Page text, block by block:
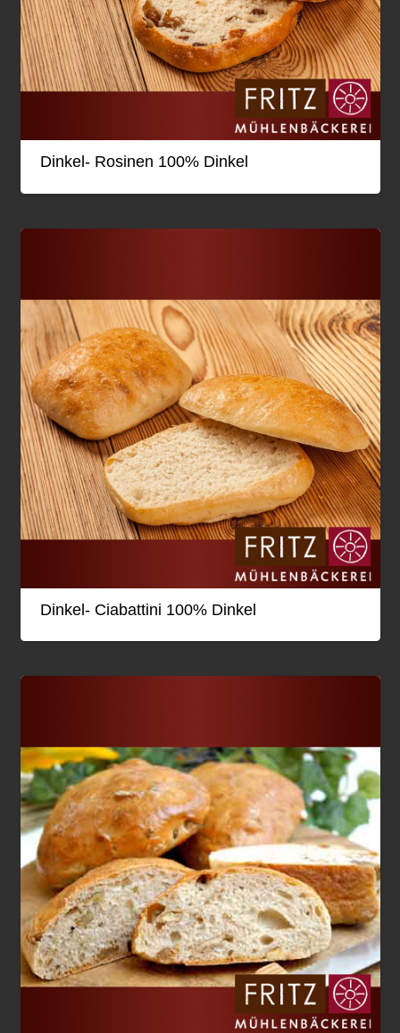
Dinkel- Rosinen 100% Dinkel
Dinkel- Ciabattini 100% Dinkel